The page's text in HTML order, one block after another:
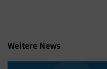
Weitere News